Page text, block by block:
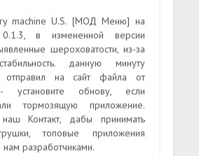
machine U.S. [МОД Меню] на
в измененной версии
шероховатости, из-за
данную минуту
отправил на сайт файла от
установите обнову, если
тормозящую приложение.
Контакт, дабы принимать
топовые приложения
разработчиками.